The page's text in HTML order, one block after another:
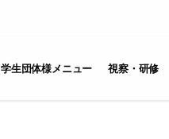
学生団体様メニュー 視察・研修